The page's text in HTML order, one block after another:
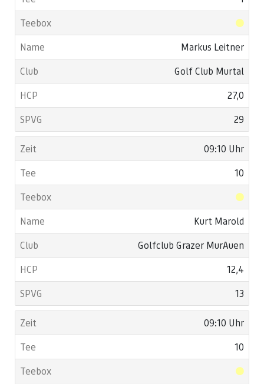
Markus Leitner
Golf Club Murtal
27,0
29
09:10 Uhr
10
Kurt Marold
Golfclub Grazer MurAuen
12,4
13
09:10 Uhr
10